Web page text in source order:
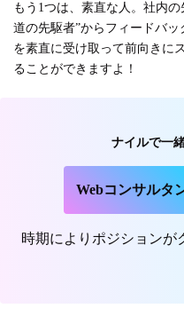
もう1つは、素直な人。社内
道の先駆者”からフィードバ
を素直に受け取って前向きに
ることができますよ！
ナイルで一
Webコンサルタ
時期によりポジションが